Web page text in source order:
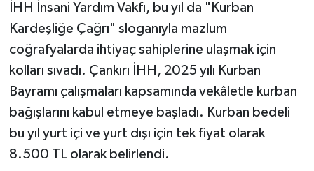
İHH İnsani Yardım Vakfı, bu yıl da "Kurban
Kardeşliğe Çağrı" sloganıyla mazlum
coğrafyalarda ihtiyaç sahiplerine ulaşmak için
kolları sıvadı. Çankırı İHH, 2025 yılı Kurban
Bayramı çalışmaları kapsamında vekâletle kurban
bağışlarını kabul etmeye başladı. Kurban bedeli
bu yıl yurt içi ve yurt dışı için tek fiyat olarak
8.500 TL olarak belirlendi.
BİLİM&TEKNOLOJİ
BÖLGE
TÜRKİYE
DÜNYA